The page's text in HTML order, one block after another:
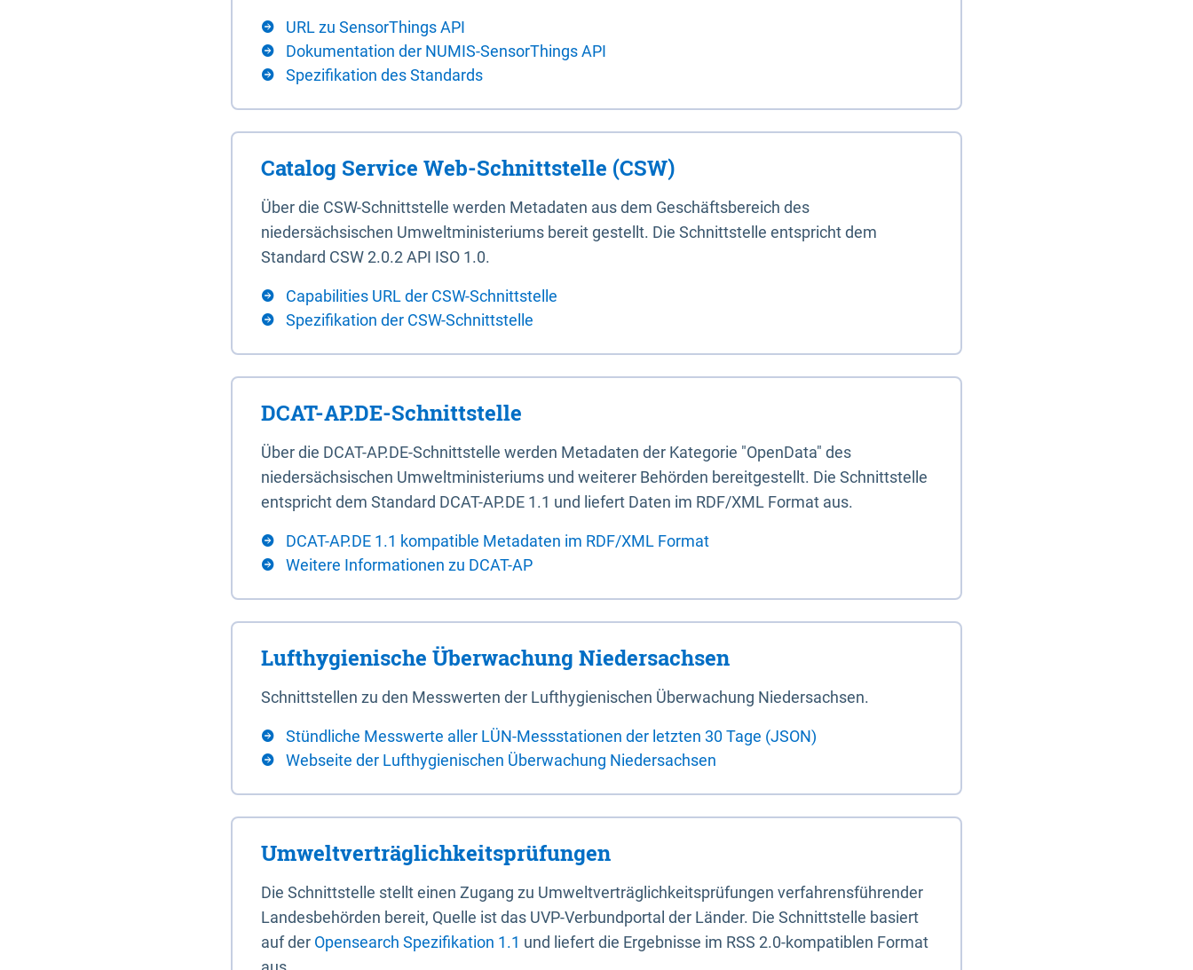
URL zu SensorThings API
Dokumentation der NUMIS-SensorThings API
Spezifikation des Standards
Catalog Service Web-Schnittstelle (CSW)
Über die CSW-Schnittstelle werden Metadaten aus dem Geschäftsbereich des
niedersächsischen Umweltministeriums bereit gestellt. Die Schnittstelle entspricht dem
Standard CSW 2.0.2 API ISO 1.0.
Capabilities URL der CSW-Schnittstelle
Spezifikation der CSW-Schnittstelle
DCAT-AP.DE-Schnittstelle
Über die DCAT-AP.DE-Schnittstelle werden Metadaten der Kategorie "OpenData" des
niedersächsischen Umweltministeriums und weiterer Behörden bereitgestellt. Die Schnittstelle
entspricht dem Standard DCAT-AP.DE 1.1 und liefert Daten im RDF/XML Format aus.
DCAT-AP.DE 1.1 kompatible Metadaten im RDF/XML Format
Weitere Informationen zu DCAT-AP
Lufthygienische Überwachung Niedersachsen
Schnittstellen zu den Messwerten der Lufthygienischen Überwachung Niedersachsen.
Stündliche Messwerte aller LÜN-Messstationen der letzten 30 Tage (JSON)
Webseite der Lufthygienischen Überwachung Niedersachsen
Umweltverträglichkeitsprüfungen
Die Schnittstelle stellt einen Zugang zu Umweltverträglichkeitsprüfungen verfahrensführender
Landesbehörden bereit, Quelle ist das UVP-Verbundportal der Länder. Die Schnittstelle basiert
auf der Opensearch Spezifikation 1.1 und liefert die Ergebnisse im RSS 2.0-kompatiblen Format